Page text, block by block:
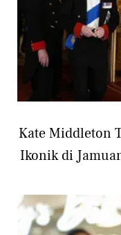
Kate Middleton
Ikonik di